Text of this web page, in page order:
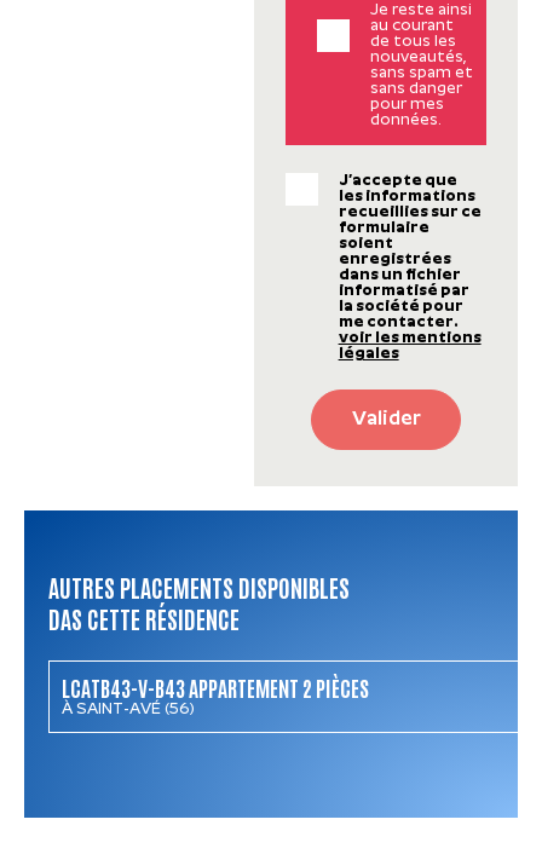
Je reste ainsi
au courant
de tous les
nouveautés,
sans spam et
sans danger
pour mes
données.
J’accepte que
les informations
recueillies sur ce
formulaire
soient
enregistrées
dans un fichier
informatisé par
la société pour
me contacter.
voir les mentions
légales
Valider
AUTRES PLACEMENTS DISPONIBLES
DAS CETTE RÉSIDENCE
LCATB43-V-B43 APPARTEMENT 2 PIÈCES
À SAINT-AVÉ (56)